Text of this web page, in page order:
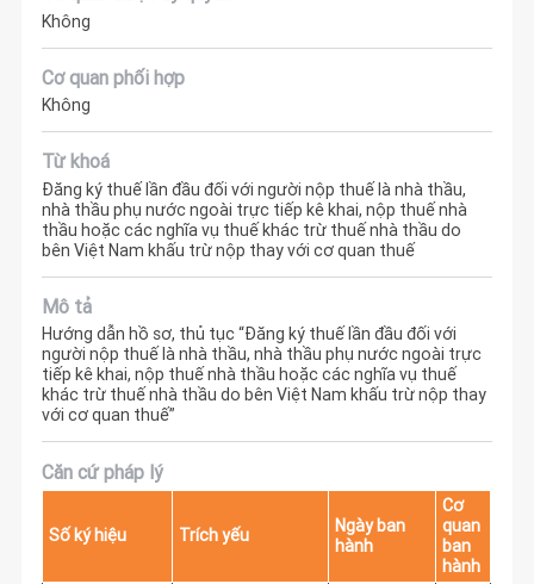
Không
Cơ quan phối hợp
Không
Từ khoá
Đăng ký thuế lần đầu đối với người nộp thuế là nhà thầu,
nhà thầu phụ nước ngoài trực tiếp kê khai, nộp thuế nhà
thầu hoặc các nghĩa vụ thuế khác trừ thuế nhà thầu do
bên Việt Nam khấu trừ nộp thay với cơ quan thuế
Mô tả
Hướng dẫn hồ sơ, thủ tục “Đăng ký thuế lần đầu đối với
người nộp thuế là nhà thầu, nhà thầu phụ nước ngoài trực
tiếp kê khai, nộp thuế nhà thầu hoặc các nghĩa vụ thuế
khác trừ thuế nhà thầu do bên Việt Nam khấu trừ nộp thay
với cơ quan thuế”
Căn cứ pháp lý
Số ký hiệu Trích yếu
Ngày ban
hành
Cơ
quan
ban
hành